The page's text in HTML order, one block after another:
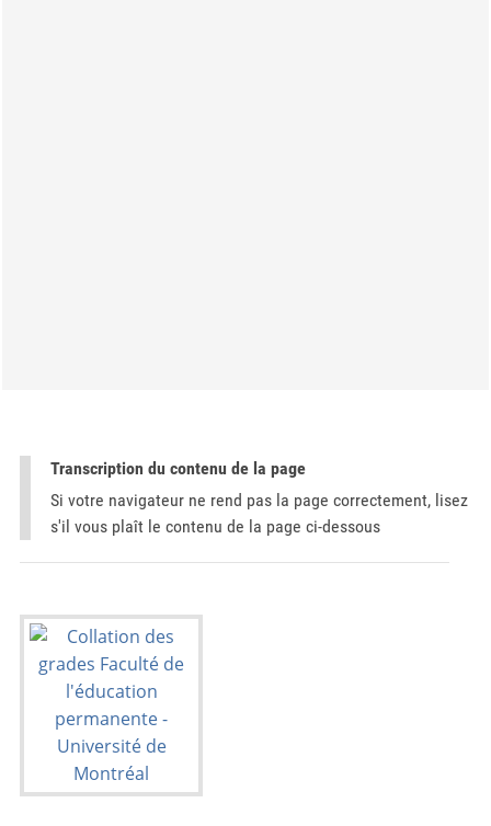
Transcription du contenu de la page
Si votre navigateur ne rend pas la page correctement, lisez
s'il vous plaît le contenu de la page ci-dessous